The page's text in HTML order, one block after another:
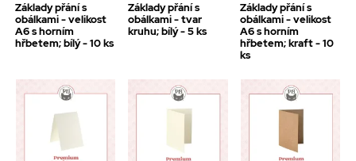
Základy přání s
obálkami - velikost
A6 s horním
hřbetem; bílý - 10 ks
Základy přání s
obálkami - tvar
kruhu; bílý - 5 ks
Základy přání s
obálkami - velikost
A6 s horním
hřbetem; kraft - 10
ks